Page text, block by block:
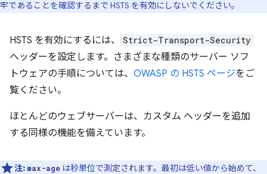
牢であることを確認するまで HSTS を有効にしないでください。
HSTS を有効にするには、 Strict-Transport-Security
ヘッダーを設定します。さまざまな種類のサーバー ソフ
トウェアの手順については、 OWASP の HSTS ページをご
覧ください。
ほとんどのウェブサーバーは、カスタム ヘッダーを追加
する同様の機能を備えています。
注: max-age は秒単位で測定されます。最初は低い値から始めて、